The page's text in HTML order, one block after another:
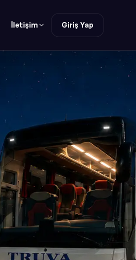
İletişim Giriş Yap